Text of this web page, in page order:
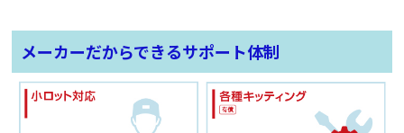
メーカーだからできるサポート体制